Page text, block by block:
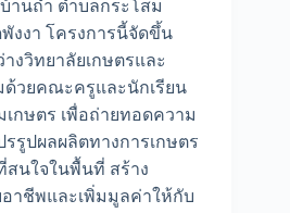
านถ้ำ ตำบลกระโสม
งงา โครงการนี้จัดขึ้น
งวิทยาลัยเกษตรและ
ด้วยคณะครูและนักเรียน
กษตร เพื่อถ่ายทอดความ
รูปผลผลิตทางการเกษตร
นใจในพื้นที่ สร้าง
าชีพและเพิ่มมูลค่าให้กับ